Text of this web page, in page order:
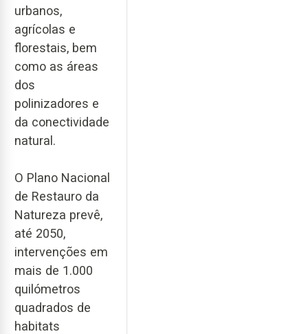
urbanos,
agrícolas e
florestais, bem
como as áreas
dos
polinizadores e
da conectividade
natural.
O Plano Nacional
de Restauro da
Natureza prevê,
até 2050,
intervenções em
mais de 1.000
quilómetros
quadrados de
habitats